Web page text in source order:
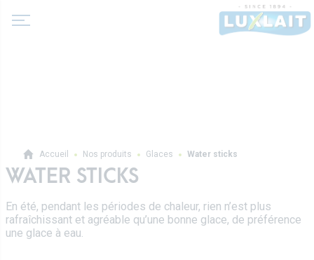
Histoire
Laits et boissons lactées
Accueil Nos produits Glaces Water sticks
WATER STICKS
En été, pendant les périodes de chaleur, rien n’est plus
rafraîchissant et agréable qu’une bonne glace, de préférence
une glace à eau.